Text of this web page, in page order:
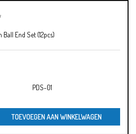
End Set (12pcs)
PDS-01
TOEVOEGEN AAN WINKELWAGEN